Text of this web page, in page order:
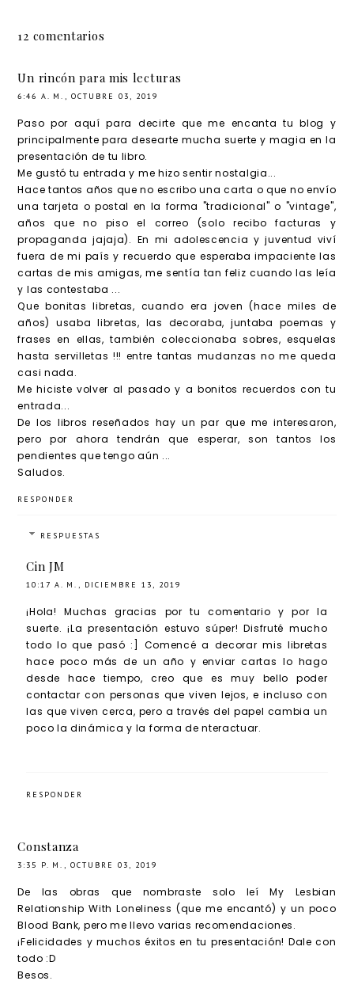
diciemb
12 comentarios
Un rincón para mis lecturas
6:46 A. M., OCTUBRE 03, 2019
Paso por aquí para decirte que me encanta tu blog y
principalmente para desearte mucha suerte y magia en la
presentación de tu libro.
Me gustó tu entrada y me hizo sentir nostalgia...
Hace tantos años que no escribo una carta o que no envío
una tarjeta o postal en la forma "tradicional" o "vintage",
años que no piso el correo (solo recibo facturas y
propaganda jajaja). En mi adolescencia y juventud viví
fuera de mi país y recuerdo que esperaba impaciente las
cartas de mis amigas, me sentía tan feliz cuando las leía
y las contestaba ...
Que bonitas libretas, cuando era joven (hace miles de
años) usaba libretas, las decoraba, juntaba poemas y
frases en ellas, también coleccionaba sobres, esquelas
hasta servilletas !!! entre tantas mudanzas no me queda
casi nada.
Me hiciste volver al pasado y a bonitos recuerdos con tu
entrada...
De los libros reseñados hay un par que me interesaron,
pero por ahora tendrán que esperar, son tantos los
pendientes que tengo aún ...
Saludos.
RESPONDER
RESPUESTAS
Cin JM
10:17 A. M., DICIEMBRE 13, 2019
¡Hola! Muchas gracias por tu comentario y por la
suerte. ¡La presentación estuvo súper! Disfruté mucho
todo lo que pasó :] Comencé a decorar mis libretas
hace poco más de un año y enviar cartas lo hago
desde hace tiempo, creo que es muy bello poder
contactar con personas que viven lejos, e incluso con
las que viven cerca, pero a través del papel cambia un
poco la dinámica y la forma de nteractuar.
RESPONDER
Constanza
3:35 P. M., OCTUBRE 03, 2019
De las obras que nombraste solo leí My Lesbian
Relationship With Loneliness (que me encantó) y un poco
Blood Bank, pero me llevo varias recomendaciones.
¡Felicidades y muchos éxitos en tu presentación! Dale con
todo :D
Besos.